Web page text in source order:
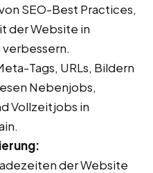
SEO-Best Practices,
der Website in
verbessern.
Tags, URLs, Bildern
Nebenjobs,
Vollzeitjobs in
der Website